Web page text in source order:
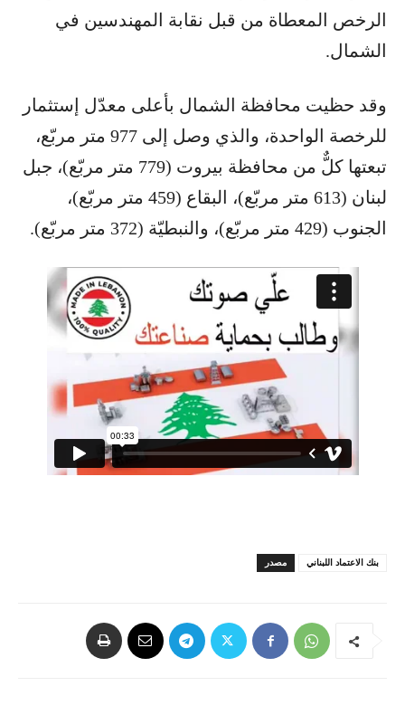
الرخص المعطاة من قبل نقابة المهندسين في
الشمال.
وقد حظيت محافظة الشمال بأعلى معدّل إستثمار
للرخصة الواحدة، والذي وصل إلى 977 متر مربّع،
تبعتها كلٌّ من محافظة بيروت (779 متر مربّع)، جبل
لبنان (613 متر مربّع)، البقاع (459 متر مربّع)،
الجنوب (429 متر مربّع)، والنبطيّة (372 متر مربّع).
مصدر بنك الاعتماد اللبناني